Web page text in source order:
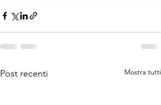
Post recenti Mostra tutti